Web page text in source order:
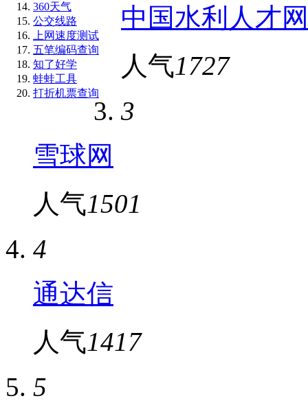
360天气
公交线路
上网速度测试
五笔编码查询
知了好学
蛙蛙工具
打折机票查询
中国水利人才网
人气1727
3
雪球网
人气1501
4
通达信
人气1417
5